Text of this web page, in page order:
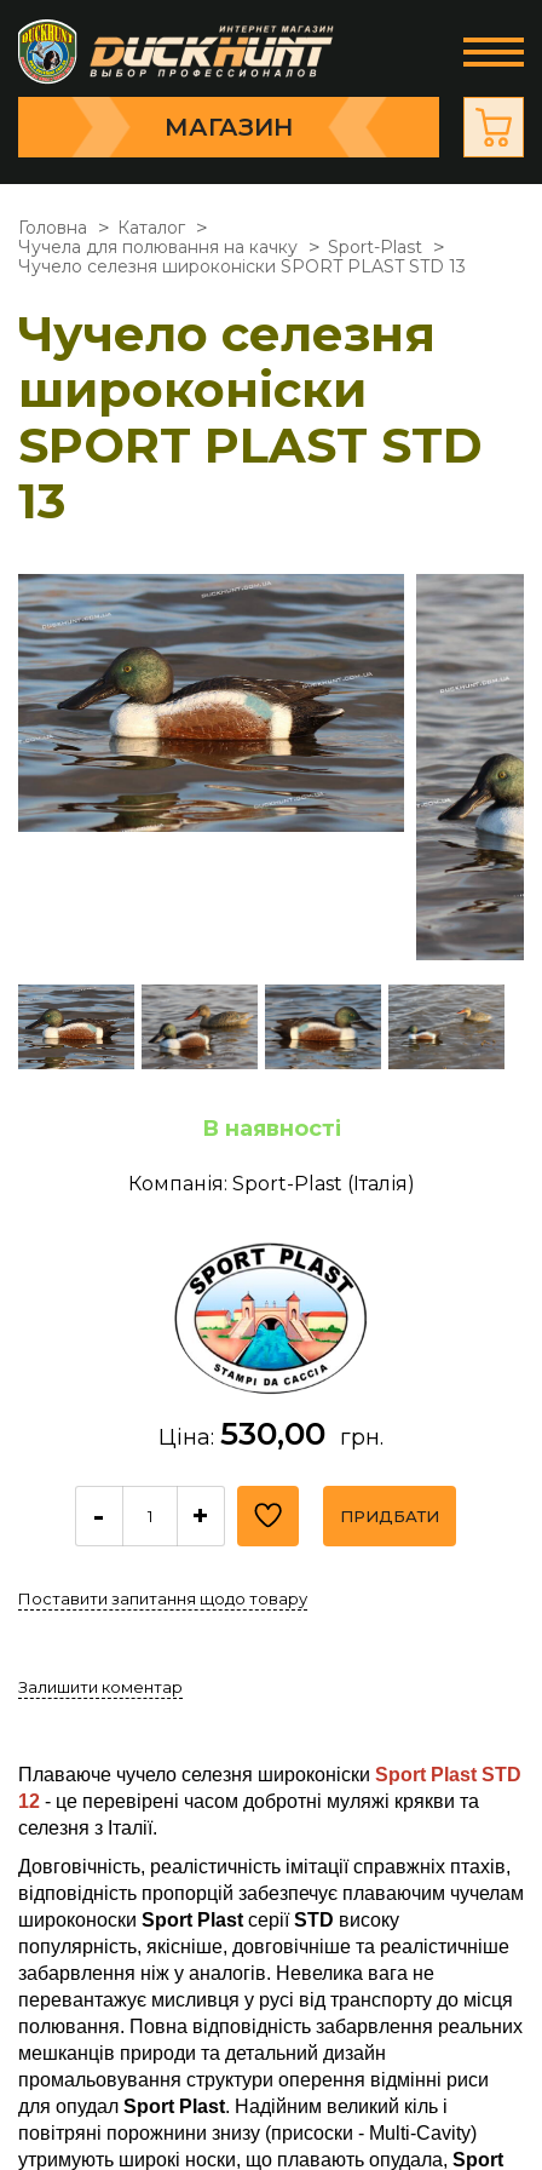
МАГАЗИН
Головна
Каталог
Чучела для полювання на качку
Sport-Plast
Чучело селезня широконіски SPORT PLAST STD 13
Чучело селезня
широконіски
SPORT PLAST STD
13
В наявності
Компанія: Sport-Plast (Італія)
Ціна: 530,00 грн.
- + ПРИДБАТИ
Поставити запитання щодо товару
Залишити коментар
Плаваюче чучело селезня широконіски Sport Plast STD
12 - це перевірені часом добротні муляжі крякви та
селезня з Італії.
Довговічність, реалістичність імітації справжніх птахів,
відповідність пропорцій забезпечує плаваючим чучелам
широконоски Sport Plast серіїSTD високу
популярність, якісніше, довговічніше та реалістичніше
забарвлення ніж у аналогів. Невелика вага не
перевантажує мисливця у русі від транспорту до місця
полювання. Повна відповідність забарвлення реальних
мешканців природи та детальний дизайн
промальовування структури оперення відмінні риси
для опудал Sport Plast. Надійним великий кіль і
повітряні порожнини знизу (присоски - Multi-Cavity)
утримують широкі носки, що плавають опудала, Sport